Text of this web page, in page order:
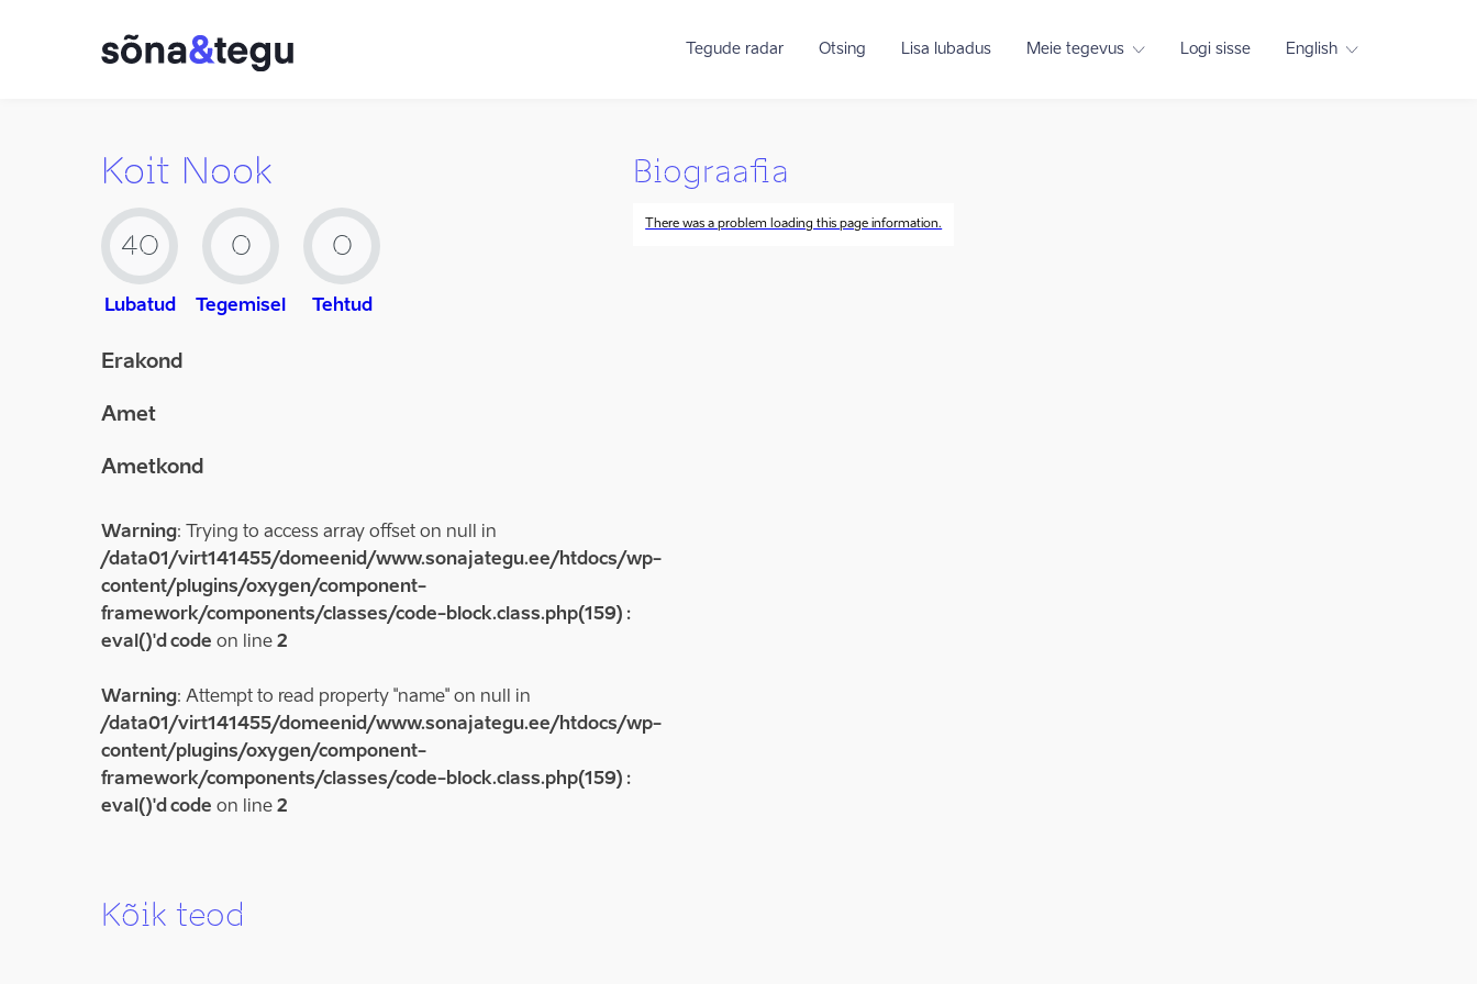
Tegude radar Otsing Lisa lubadus Meie tegevus Logi sisse English
Koit Nook
40
Lubatud
0
Tegemisel
0
Tehtud
Erakond
Amet
Ametkond
Warning: Trying to access array offset on null in
/data01/virt141455/domeenid/www.sonajategu.ee/htdocs/wp-
content/plugins/oxygen/component-
framework/components/classes/code-block.class.php(159) :
eval()'d code on line 2
Warning: Attempt to read property "name" on null in
/data01/virt141455/domeenid/www.sonajategu.ee/htdocs/wp-
content/plugins/oxygen/component-
framework/components/classes/code-block.class.php(159) :
eval()'d code on line 2
Biograafia
There was a problem loading this page information.
Kõik teod